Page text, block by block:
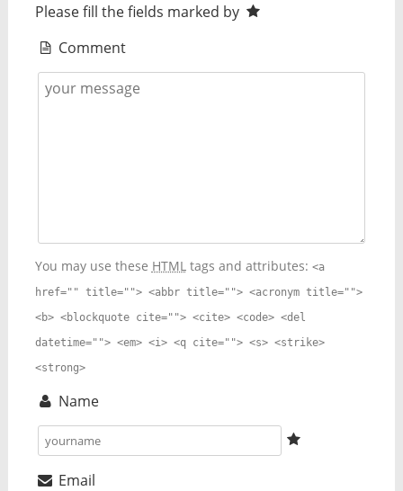
Please fill the fields marked by
Comment
You may use these HTMLtags and attributes: <a
href="" title=""> <abbr title=""> <acronym title="">
<b> <blockquote cite=""> <cite> <code> <del
datetime=""> <em> <i> <q cite=""> <s> <strike>
<strong>
Name
Email